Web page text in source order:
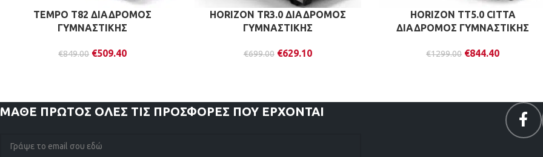
TEMPO T82 ΔΙΑΔΡΟΜΟΣ
ΓΥΜΝΑΣΤΙΚΗΣ
€849.00 €509.40
HORIZON TR3.0 ΔΙΑΔΡΟΜΟΣ
ΓΥΜΝΑΣΤΙΚΗΣ
€699.00 €629.10
HORIZON TT5.0 CITTA
ΔΙΑΔΡΟΜΟΣ ΓΥΜΝΑΣΤΙΚΗΣ
€1299.00 €844.40
ΜΑΘΕ ΠΡΩΤΟΣ ΟΛΕΣ ΤΙΣ ΠΡΟΣΦΟΡΕΣ ΠΟΥ ΕΡΧΟΝΤΑΙ